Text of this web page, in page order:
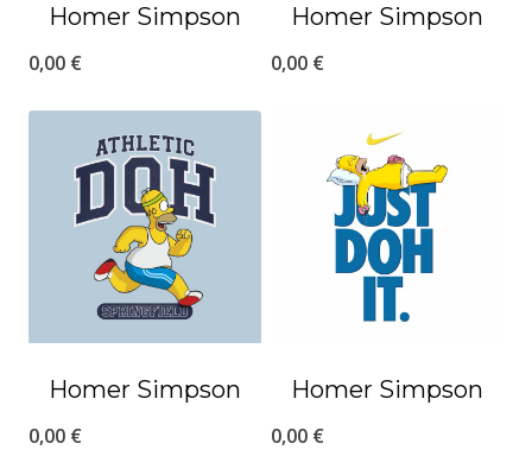
Homer Simpson
0,00 €
Homer Simpson
0,00 €
Homer Simpson
0,00 €
Homer Simpson
0,00 €